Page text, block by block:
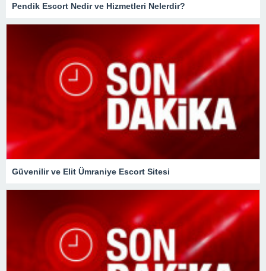
Pendik Escort Nedir ve Hizmetleri Nelerdir?
Güvenilir ve Elit Ümraniye Escort Sitesi